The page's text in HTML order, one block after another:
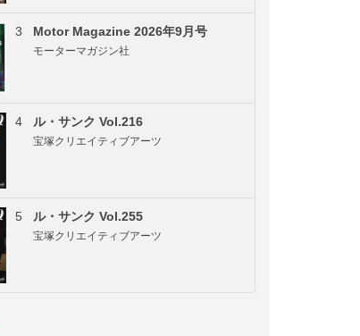
3 Motor Magazine 2026年9月号
モーターマガジン社
4 ル・サンク Vol.216
宝塚クリエイティブアーツ
5 ル・サンク Vol.255
宝塚クリエイティブアーツ